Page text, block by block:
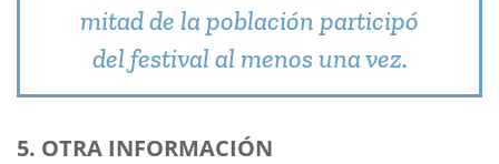
mitad de la población participó
del festival al menos una vez.
5. OTRA INFORMACIÓN